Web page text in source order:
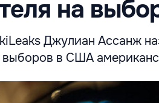
на
Джулиан Ассанж
выборов в США